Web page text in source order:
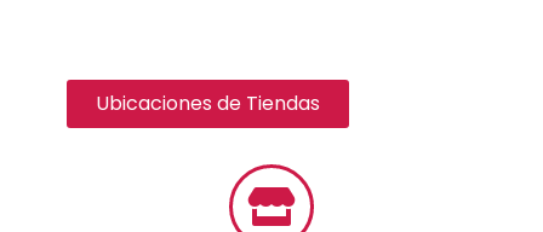
Ubicaciones de Tiendas